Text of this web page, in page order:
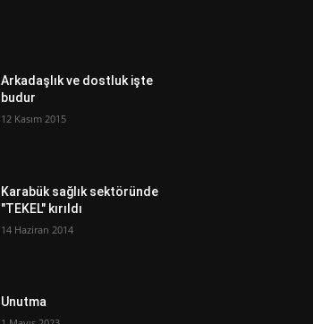
Arkadaşlık ve dostluk işte
budur
12 Kasım 2015
Karabük sağlık sektöründe
"TEKEL" kırıldı
14 Haziran 2014
Unutma